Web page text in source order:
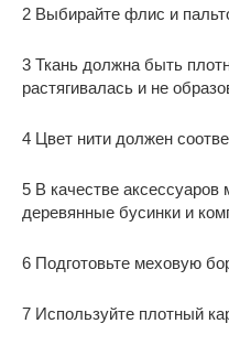
2 Выбирайте флис и
3 Ткань должна быть
растягивалась и не
4 Цвет нити должен
5 В качестве аксессуаров
деревянные бусинки и
6 Подготовьте меховую
7 Используйте плотный